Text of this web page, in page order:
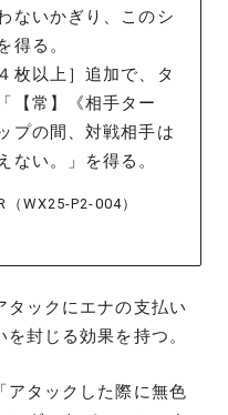
ないかぎり、このシ
得る。
枚以上］追加で、タ
【常】《相手ター
プの間、対戦相手は
ない。」を得る。
（WX25-P2-004）
ックにエナの支払い
封じる効果を持つ。
アタックした際に無色